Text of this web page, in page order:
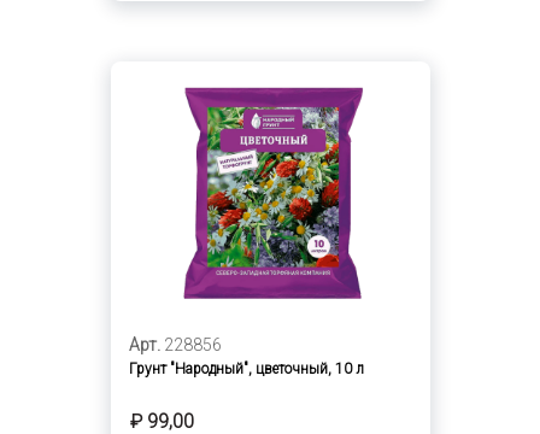
Арт. 228856
Грунт "Народный", цветочный, 10 л
₽ 99,00